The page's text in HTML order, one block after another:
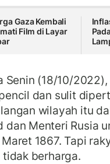
Gaza Kembali
Film di Layar
Senin (18/10/2022),
dan sulit
wilayah itu
Menteri Rusia
1867. Tapi
berharga.